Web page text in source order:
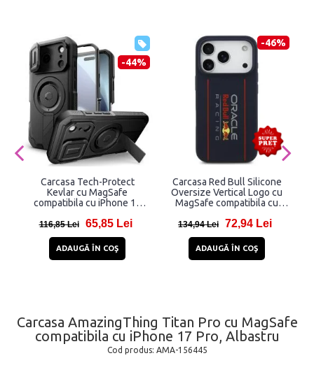
-44%
Carcasa Tech-Protect
Kevlar cu MagSafe
compatibila cu iPhone 17
116,85 Lei 65,85 Lei
ADAUGĂ ÎN COŞ
-46%
Carcasa Red Bull Silicone
Oversize Vertical Logo cu
MagSafe compatibila cu
134,94 Lei 72,94 Lei
ADAUGĂ ÎN COŞ
Carcasa AmazingThing Titan Pro cu MagSafe
compatibila cu iPhone 17 Pro, Albastru
Cod produs: AMA-156445